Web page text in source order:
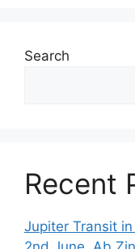
Search
Recent
Jupiter Transit